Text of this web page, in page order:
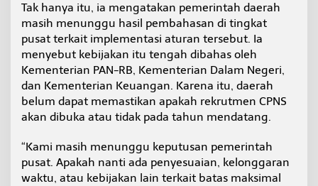
P
e
r
t
i
m
b
g
n
Tak hanya itu, ia mengatakan pemerintah daerah
masih menunggu hasil pembahasan di tingkat
pusat terkait implementasi aturan tersebut. Ia
menyebut kebijakan itu tengah dibahas oleh
Kementerian PAN-RB, Kementerian Dalam Negeri,
dan Kementerian Keuangan. Karena itu, daerah
belum dapat memastikan apakah rekrutmen CPNS
akan dibuka atau tidak pada tahun mendatang.
“Kami masih menunggu keputusan pemerintah
pusat. Apakah nanti ada penyesuaian, kelonggaran
waktu, atau kebijakan lain terkait batas maksimal